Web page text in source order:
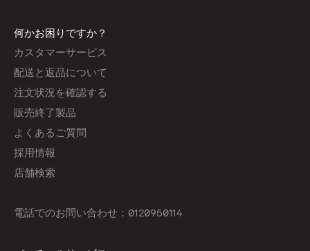
何かお困りですか？
カスタマーサービス
配送と返品について
注文状況を確認する
販売終了製品
よくあるご質問
採用情報
店舗検索
電話でのお問い合わせ：0120950114